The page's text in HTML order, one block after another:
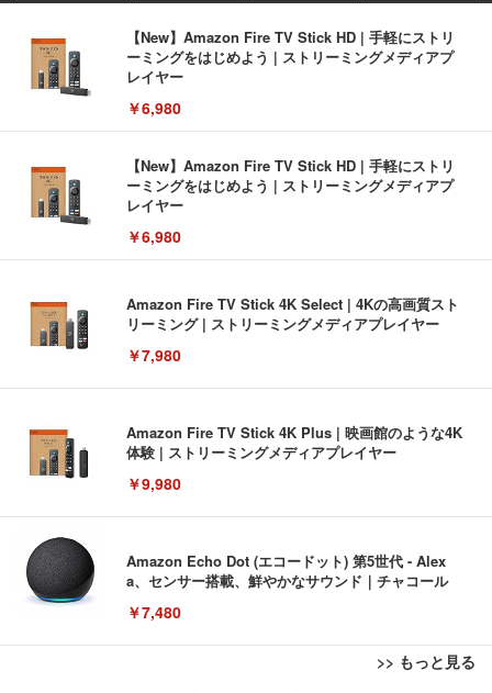
【New】Amazon Fire TV Stick HD | 手軽にストリ
ーミングをはじめよう | ストリーミングメディアプ
レイヤー
￥6,980
【New】Amazon Fire TV Stick HD | 手軽にストリ
ーミングをはじめよう | ストリーミングメディアプ
レイヤー
￥6,980
Amazon Fire TV Stick 4K Select | 4Kの高画質スト
リーミング | ストリーミングメディアプレイヤー
￥7,980
Amazon Fire TV Stick 4K Plus | 映画館のような4K
体験 | ストリーミングメディアプレイヤー
￥9,980
Amazon Echo Dot (エコードット) 第5世代 - Alex
a、センサー搭載、鮮やかなサウンド｜チャコール
￥7,480
>> もっと見る